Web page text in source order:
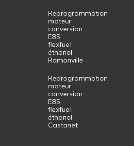
Reprogrammation
moteur
conversion
E85
flexfuel
éthanol
Ramonville
Reprogrammation
moteur
conversion
E85
flexfuel
éthanol
Castanet